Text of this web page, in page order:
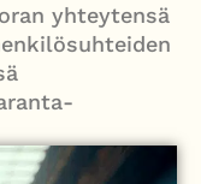
hoidon puolesta
– tiukka
videolle
yhteytensä